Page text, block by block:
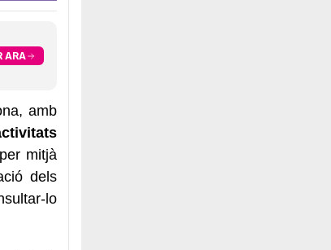
ARA
amb
mitjà
dels
lo